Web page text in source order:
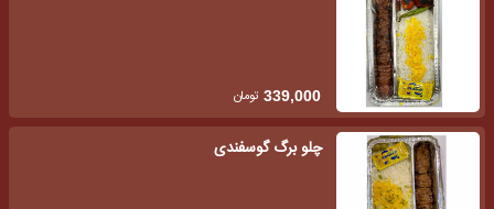
339,000 تومان
چلو برگ گوسفندی